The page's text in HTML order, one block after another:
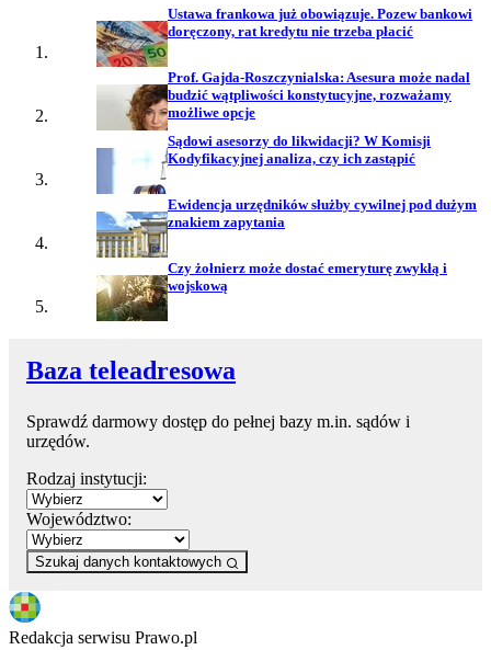
Ustawa frankowa już obowiązuje. Pozew bankowi
doręczony, rat kredytu nie trzeba płacić
Prof. Gajda-Roszczynialska: Asesura może nadal
budzić wątpliwości konstytucyjne, rozważamy
możliwe opcje
Sądowi asesorzy do likwidacji? W Komisji
Kodyfikacyjnej analiza, czy ich zastąpić
Ewidencja urzędników służby cywilnej pod dużym
znakiem zapytania
Czy żołnierz może dostać emeryturę zwykłą i
wojskową
Baza teleadresowa
Sprawdź darmowy dostęp do pełnej bazy m.in. sądów i
urzędów.
Rodzaj instytucji:
Województwo:
Szukaj danych kontaktowych
Redakcja serwisu Prawo.pl